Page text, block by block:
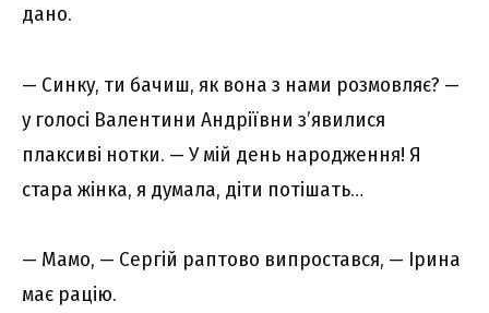
дано.
— Синку, ти бачиш, як вона з нами розмовляє? —
у голосі Валентини Андріївни з’явилися
плаксиві нотки. — У мій день народження! Я
стара жінка, я думала, діти потішать…
— Мамо, — Сергій раптово випростався, — Ірина
має рацію.